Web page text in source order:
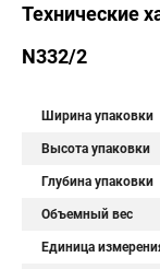
Технические
N332/2
Ширина упаковки
Высота упаковки
Глубина упаковки
Объемный вес
Единица